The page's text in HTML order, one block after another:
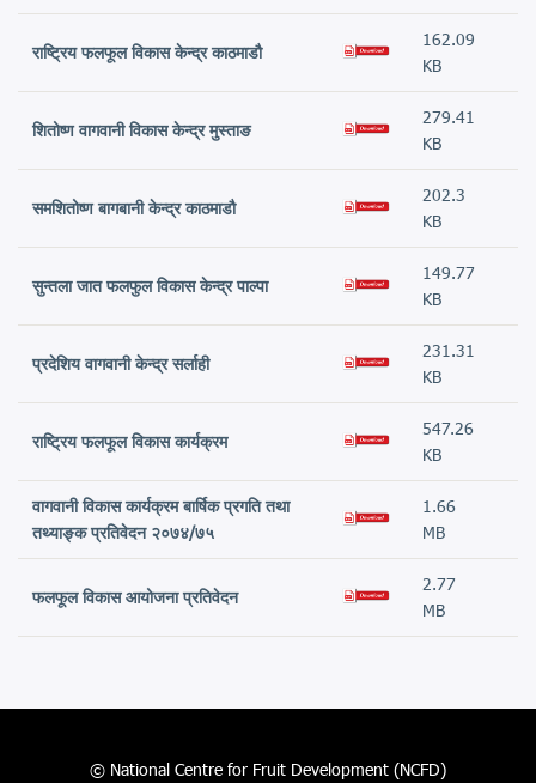
राष्ट्रिय फलफूल विकास केन्द्र काठमाडौ
162.09
KB
शितोष्ण वागवानी विकास केन्द्र मुस्ताङ
279.41
KB
समशितोष्ण बागबानी केन्द्र काठमाडौ
202.3
KB
सुन्तला जात फलफुल विकास केन्द्र पाल्पा
149.77
KB
प्रदेशिय वागवानी केन्द्र सर्लाही
231.31
KB
राष्ट्रिय फलफूल विकास कार्यक्रम
547.26
KB
वागवानी विकास कार्यक्रम बार्षिक प्रगति तथा
तथ्याङ्क प्रतिवेदन २०७४/७५
1.66
MB
फलफूल विकास आयोजना प्रतिवेदन
2.77
MB
© National Centre for Fruit Development (NCFD)